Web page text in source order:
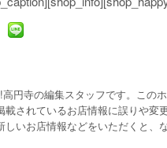
円寺の編集スタッフです。この
載されているお店情報に誤りや変
しいお店情報などをいただくと、